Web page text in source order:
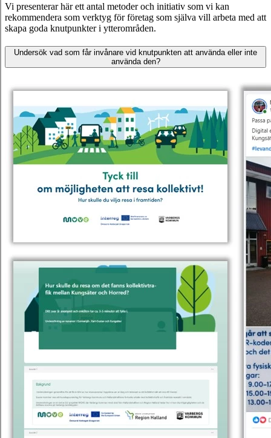
Vi presenterar här ett antal metoder och initiativ som vi kan
rekommendera som verktyg för företag som själva vill arbeta med att
skapa goda knutpunkter i ytterområden.
Undersök vad som får invånare vid knutpunkten att använda eller inte
använda den?